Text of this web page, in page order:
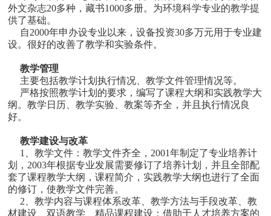
外文杂志20多种，藏书1000多册。为环境科学专业的教学提
供了基础。
自2000年申办设专业以来，设备投资30多万元用于专业建
设。很好的改善了教学和实验条件。
教学管理
主要包括教学计划执行情况、教学文件管理情况等。
严格按照教学计划的要求，编写了课程大纲和实践教学大
纲。教学日历、教学实验、教案等齐全，并且执行情况良
好。
教学建设与改革
1、教学文件：教学文件齐全，2001年制定了专业培养计
划，2003年根据专业发展需要修订了培养计划，并且全部配
套了课程教学大纲，课程简介，实践教学大纲也进行了全面
的修订，使教学文件完善。
2、教学内容与课程体系改革、教学方法与手段改革、教
材建设、双语教学、精品课程建设：借助于人才培养方案的